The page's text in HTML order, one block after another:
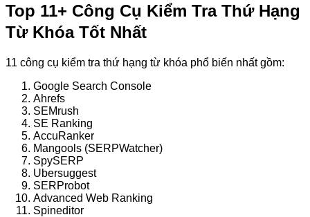
Top 11+ Công Cụ Kiểm Tra Thứ Hạng
Từ Khóa Tốt Nhất
11 công cụ kiểm tra thứ hạng từ khóa phổ biến nhất gồm:
Google Search Console
Ahrefs
SEMrush
SE Ranking
AccuRanker
Mangools (SERPWatcher)
SpySERP
Ubersuggest
SERProbot
Advanced Web Ranking
Spineditor